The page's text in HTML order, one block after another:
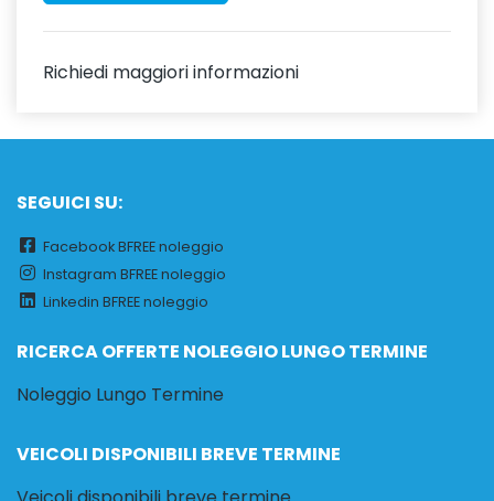
Richiedi maggiori informazioni
SEGUICI SU:
Facebook BFREE noleggio
Instagram BFREE noleggio
Linkedin BFREE noleggio
RICERCA OFFERTE NOLEGGIO LUNGO TERMINE
Noleggio Lungo Termine
VEICOLI DISPONIBILI BREVE TERMINE